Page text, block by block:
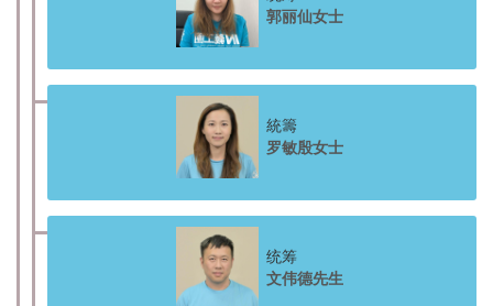
郭丽仙女士
統籌
罗敏殷女士
统筹
文伟德先生